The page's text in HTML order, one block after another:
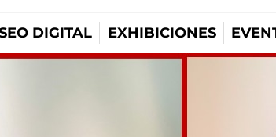
DIGITAL EXHIBICIONES